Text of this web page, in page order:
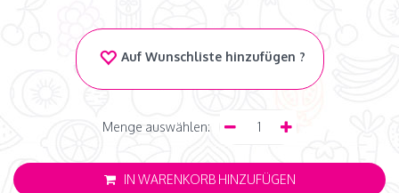
Auf Wunschliste hinzufügen ?
Menge auswählen:
IN WARENKORB HINZUFÜGEN